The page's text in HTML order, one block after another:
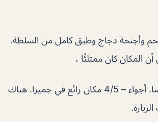
وأجنحة دجاج وطبق كامل من السلطة.
إلا أنهم قادرون على تلبية احتياجات الجميع. إنهم منظمون أيضًا. أجواء – 4/5 مكان رائع في جميرا. هناك